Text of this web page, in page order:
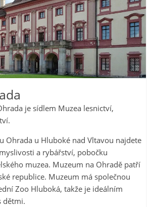
je sídlem Muzea lesnictví,
Ohrada u Hluboké nad Vltavou najdete
a rybářství, pobočku
muzea. Muzeum na Ohradě patří
republice. Muzeum má společnou
Zoo Hluboká, takže je ideálním
dětmi.